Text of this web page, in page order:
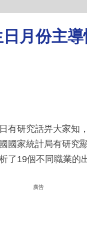
月份主
有研究話畀大家
國家統計局有研究
了19個不同職業的
廣告